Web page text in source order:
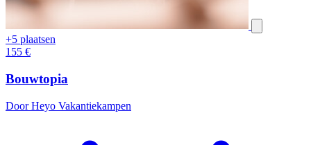
+5 plaatsen
155 €
Bouwtopia
Door Heyo Vakantiekampen